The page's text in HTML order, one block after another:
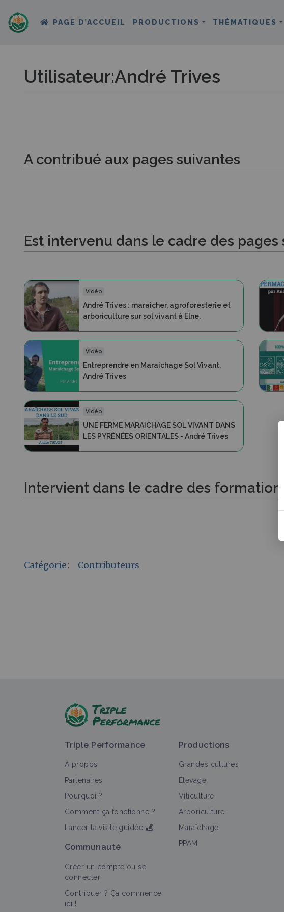
PAGE D’ACCUEIL PRODUCTIONS THÉMATIQUES
Utilisateur:André Trives
A contribué aux pages suivantes
Est intervenu dans le cadre des pages
Vidéo
André Trives : maraîcher, agroforesterie et
arboriculture sur sol vivant à Elne.
Vidéo
Entreprendre en Maraichage Sol Vivant,
André Trives
Vidéo
UNE FERME MARAICHAGE SOL VIVANT DANS
LES PYRÉNÉES ORIENTALES - André Trives
Intervient dans le cadre des
Catégorie: Contributeurs
Triple Performance
À propos
Partenaires
Pourquoi ?
Comment ça fonctionne ?
Lancer la visite guidée
Communauté
Créer un compte ou se
connecter
Contribuer ? Ça commence
ici !
Productions
Grandes cultures
Élevage
Viticulture
Arboriculture
Maraîchage
PPAM